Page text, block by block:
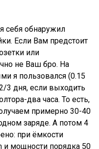
себя обнаружил
Если Вам предстоит
или
не Ваш бро. На
я пользовался (0.15
3 дня, если выходить
два часа. То есть,
примерно 30-40
заряде. А потом 4
при ёмкости
и мощности порядка 50